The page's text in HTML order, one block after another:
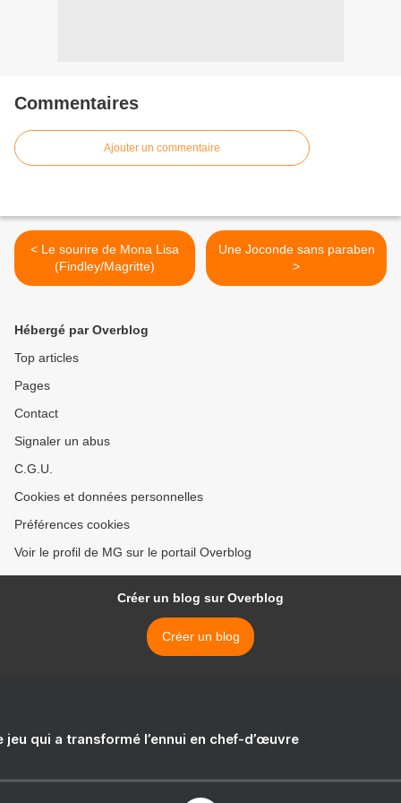
Commentaires
Ajouter un commentaire
< Le sourire de Mona Lisa
(Findley/Magritte)
Une Joconde sans paraben
>
Hébergé par Overblog
Top articles
Pages
Contact
Signaler un abus
C.G.U.
Cookies et données personnelles
Préférences cookies
Voir le profil de MG sur le portail Overblog
Créer un blog sur Overblog
Créer un blog
jeu qui a transformé l’ennui en chef-d’œuvre